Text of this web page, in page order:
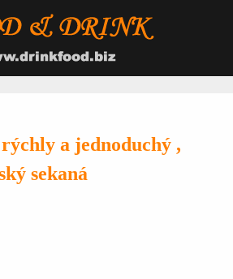
a jednoduchý ,
sekaná